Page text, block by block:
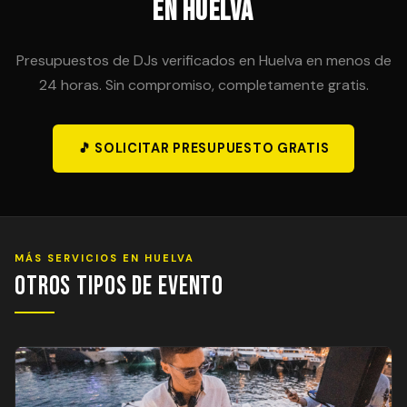
en Huelva
Presupuestos de DJs verificados en Huelva en menos de
24 horas. Sin compromiso, completamente gratis.
🎵 SOLICITAR PRESUPUESTO GRATIS
MÁS SERVICIOS EN HUELVA
Otros Tipos de Evento